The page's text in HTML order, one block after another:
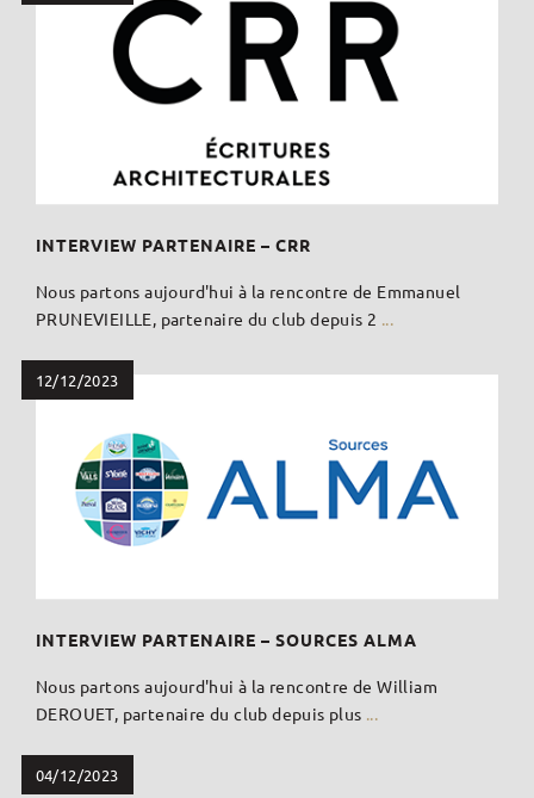
INTERVIEW PARTENAIRE – CRR
Nous partons aujourd'hui à la rencontre de Emmanuel
PRUNEVIEILLE, partenaire du club depuis 2 ...
INTERVIEW PARTENAIRE – SOURCES ALMA
12/12/2023
Nous partons aujourd'hui à la rencontre de William
DEROUET, partenaire du club depuis plus ...
04/12/2023